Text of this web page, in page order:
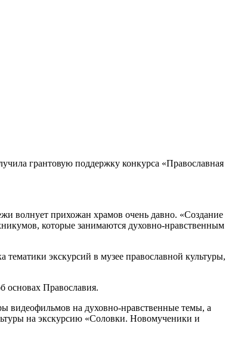
грантовую поддержку конкурса «Православная
волнует прихожан храмов очень давно. «Создание
которые занимаются духовно-нравственным
экскурсий в музее православной культуры,
основах Православия.
видеофильмов на духовно-нравственные темы, а
на экскурсию «Соловки. Новомученики и